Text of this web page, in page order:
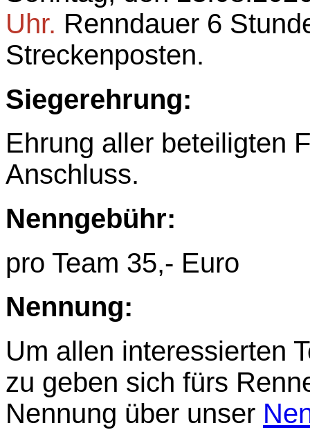
Uhr. Renndauer 6
Streckenposten.
Siegerehrung:
Ehrung aller beteiligten
Anschluss.
Nenngebühr:
pro Team 35,- Euro
Nennung:
Um allen interessierten
zu geben sich fürs
Nennung über unser